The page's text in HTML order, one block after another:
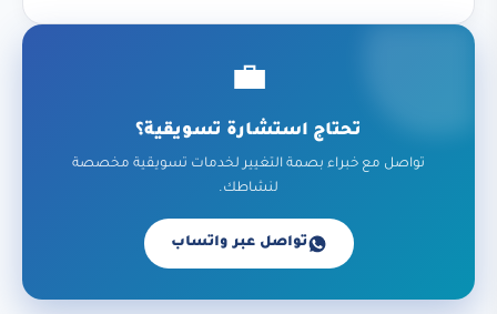
💼
تحتاج استشارة تسويقية؟
تواصل مع خبراء بصمة التغيير لخدمات تسويقية مخصصة
لنشاطك.
تواصل عبر واتساب